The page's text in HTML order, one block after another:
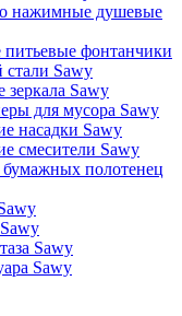
нажимные душевые
питьевые фонтанчики
Sawy
Sawy
для мусора Sawy
насадки Sawy
смесители Sawy
полотенец
Sawy
Sawy